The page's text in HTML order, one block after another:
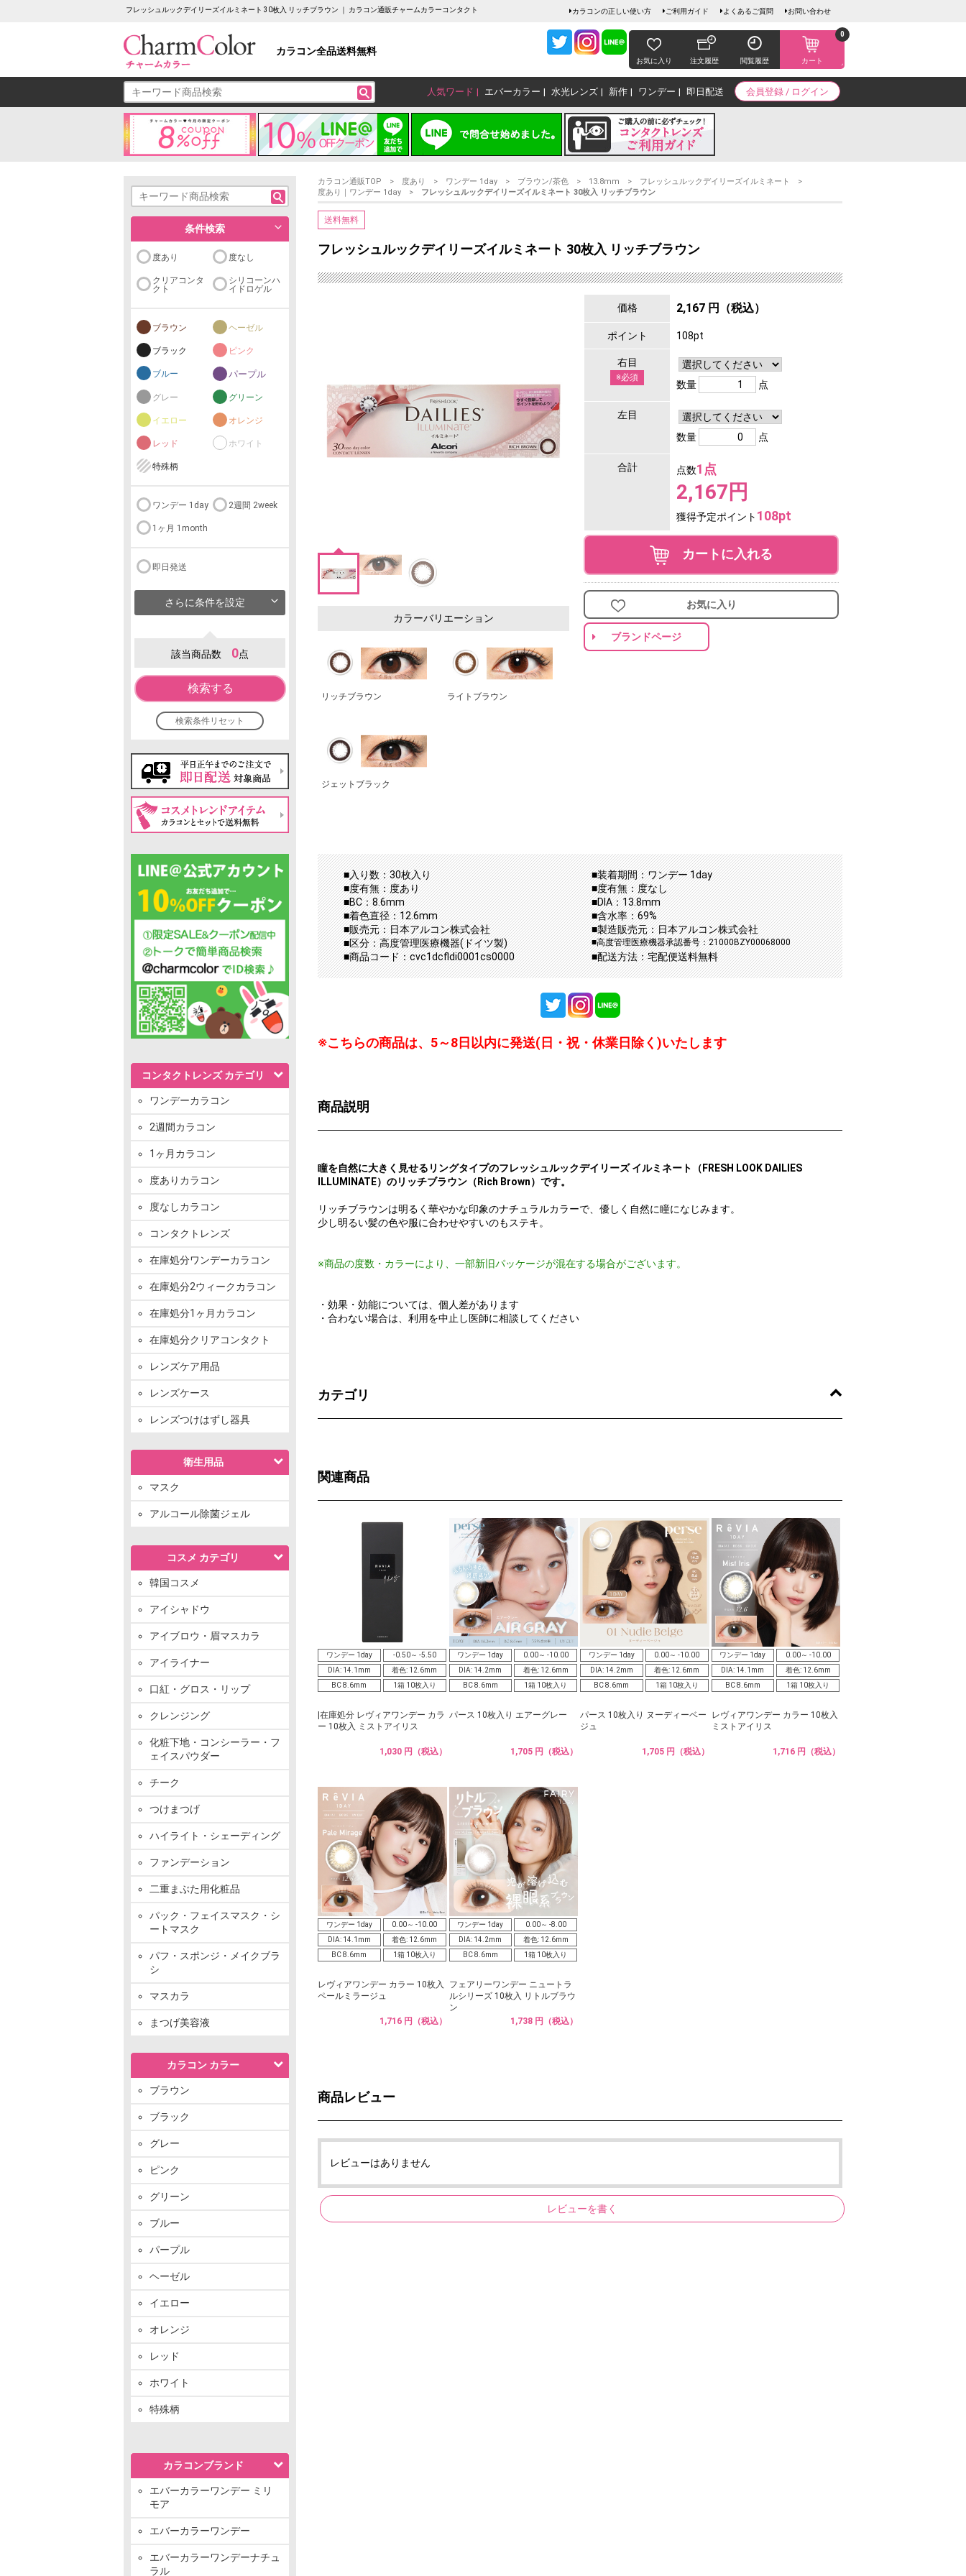
フレッシュルックデイリーズイルミネート 30枚入 リッチブラウン ｜ カラコン通販チャームカラーコンタクト カラコンの正しい使い方 ご利用ガイド よくあるご質問 お問い合わせ
カラコン全品送料無料
お気に入り 注文履歴 閲覧履歴 カート
0
会員登録 / ログイン
人気ワード エバーカラー 水光レンズ 新作 ワンデー 即日配送
条件検索
度あり 度なし
クリアコンタ
クト
シリコーンハ
イドロゲル
ブラウン ヘーゼル
ブラック ピンク
ブルー パープル
グレー グリーン
イエロー オレンジ
レッド ホワイト
特殊柄
ワンデー 1day 2週間 2week
1ヶ月 1month
即日発送
さらに条件を設定
該当商品数 0点
検索する
検索条件リセット
コンタクトレンズ カテゴリ
ワンデーカラコン
2週間カラコン
1ヶ月カラコン
度ありカラコン
度なしカラコン
コンタクトレンズ
在庫処分ワンデーカラコン
在庫処分2ウィークカラコン
在庫処分1ヶ月カラコン
在庫処分クリアコンタクト
レンズケア用品
レンズケース
レンズつけはずし器具
衛生用品
マスク
アルコール除菌ジェル
コスメ カテゴリ
韓国コスメ
アイシャドウ
アイブロウ・眉マスカラ
アイライナー
口紅・グロス・リップ
クレンジング
化粧下地・コンシーラー・フ
ェイスパウダー
チーク
つけまつげ
ハイライト・シェーディング
ファンデーション
二重まぶた用化粧品
パック・フェイスマスク・シ
ートマスク
パフ・スポンジ・メイクブラ
シ
マスカラ
まつげ美容液
カラコン カラー
ブラウン
ブラック
グレー
ピンク
グリーン
ブルー
パープル
ヘーゼル
イエロー
オレンジ
レッド
ホワイト
特殊柄
カラコンブランド
エバーカラーワンデー ミリ
モア
エバーカラーワンデー
エバーカラーワンデーナチュ
ラル
カラコン通販TOP 度あり ワンデー 1day ブラウン/茶色 13.8mm
フレッシュルックデイリーズイルミネート
度あり｜ワンデー 1day
フレッシュルックデイリーズイルミネート 30枚入 リッチブラウン
送料無料
フレッシュルックデイリーズイルミネート 30枚入 リッチブラウン
カラーバリエーション
リッチブラウン ライトブラウン
ジェットブラック
価格 2,167 円（税込）
ポイント 108pt
右目
※必須
数量 点
左目
数量
点
合計 点数1点
2,167円
獲得予定ポイント 108pt
カートに入れる
お気に入り
ブランドページ
■入り数：30枚入り
■装着期間：ワンデー 1day
■度有無：度あり
■度有無：度なし
■BC：8.6mm
■DIA：13.8mm
■着色直径：12.6mm
■含水率：69%
■販売元：日本アルコン株式会社
■製造販売元：日本アルコン株式会社
■区分：高度管理医療機器(ドイツ製)
■高度管理医療機器承認番号：21000BZY00068000
■商品コード：cvc1dcfldi0001cs0000 ■配送方法：宅配便送料無料
※こちらの商品は、5～8日以内に発送(日・祝・休業日除く)いたします
商品説明
瞳を自然に大きく見せるリングタイプのフレッシュルックデイリーズ イルミネート（FRESH LOOK DAILIES
ILLUMINATE）のリッチブラウン（Rich Brown）です。
リッチブラウンは明るく華やかな印象のナチュラルカラーで、優しく自然に瞳になじみます。
少し明るい髪の色や服に合わせやすいのもステキ。
※商品の度数・カラーにより、一部新旧パッケージが混在する場合がございます。
・効果・効能については、個人差があります
・合わない場合は、利用を中止し医師に相談してください
カテゴリ
関連商品
ワンデー 1day
-0.50～ -5.50
DIA: 14.1mm
着色: 12.6mm
BC 8.6mm
1箱 10枚入り
|在庫処分 レヴィアワンデー カラ
ー 10枚入 ミストアイリス
1,030 円（税込）
ワンデー 1day
0.00～ -10.00
DIA: 14.2mm
着色: 12.6mm
BC 8.6mm
1箱 10枚入り
パース 10枚入り エアーグレー
1,705 円（税込）
ワンデー 1day
0.00～ -10.00
DIA: 14.2mm
着色: 12.6mm
BC 8.6mm
1箱 10枚入り
パース 10枚入り ヌーディーベー
ジュ
1,705 円（税込）
ワンデー 1day
0.00～ -10.00
DIA: 14.1mm
着色: 12.6mm
BC 8.6mm
1箱 10枚入り
レヴィアワンデー カラー 10枚入
ミストアイリス
1,716 円（税込）
ワンデー 1day
0.00～ -10.00
DIA: 14.1mm
着色: 12.6mm
BC 8.6mm
1箱 10枚入り
レヴィアワンデー カラー 10枚入
ペールミラージュ
1,716 円（税込）
ワンデー 1day
0.00～ -8.00
DIA: 14.2mm
着色: 12.6mm
BC 8.6mm
1箱 10枚入り
フェアリーワンデー ニュートラ
ルシリーズ 10枚入 リトルブラウ
ン
1,738 円（税込）
商品レビュー
レビューはありません
レビューを書く